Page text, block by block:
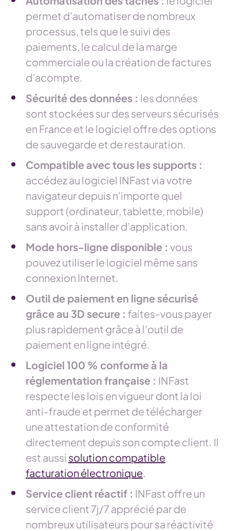
permet d’automatiser de nombreux
processus, tels que le suivi des
paiements, le calcul de la marge
commerciale ou la création de factures
d’acompte.
Sécurité des données : les données
sont stockées sur des serveurs sécurisés
en France et le logiciel offre des options
de sauvegarde et de restauration.
Compatible avec tous les supports :
accédez au logiciel INFast via votre
navigateur depuis n’importe quel
support (ordinateur, tablette, mobile)
sans avoir à installer d’application.
Mode hors-ligne disponible : vous
pouvez utiliser le logiciel même sans
connexion Internet.
Outil de paiement en ligne sécurisé
grâce au 3D secure : faites-vous payer
plus rapidement grâce à l’outil de
paiement en ligne intégré.
Logiciel 100 % conforme à la
réglementation française : INFast
respecte les lois en vigueur dont la loi
anti-fraude et permet de télécharger
une attestation de conformité
directement depuis son compte client. Il
est aussi solution compatible
facturation électronique.
Service client réactif : INFast offre un
service client 7j/7 apprécié par de
nombreux utilisateurs pour sa réactivité